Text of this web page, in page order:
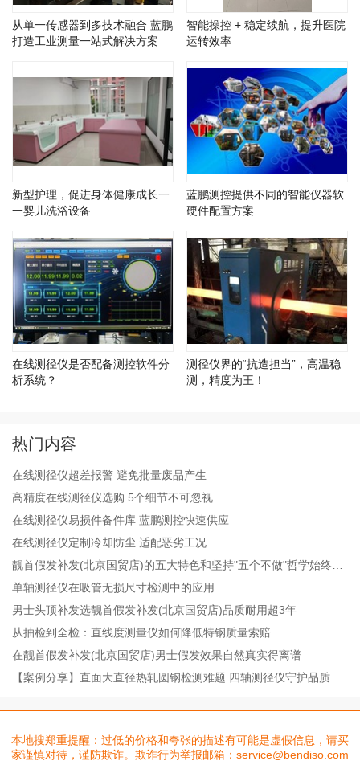
从单一传感器到多技术融合 蓝鹏
打造工业测量一站式解决方案
智能操控 + 稳定续航，提升医院
运转效率
新型护理，促进身体健康成长一
一婴儿洗浴设备
蓝鹏测控提供不同的智能仪器软
硬件配置方案
在线测径仪是否配备测控软件分
析系统？
测径仪界的“抗造担当”，高温稳
测，精度为王！
热门内容
在线测径仪超差报警 避免批量废品产生
高精度在线测径仪选购 5个细节不可忽视
在线测径仪易损件备件库 蓝鹏测控快速供应
在线测径仪定制冷却防尘 适配恶劣工况
靓首假发补发(北京国贸店)的五大特色和坚持"五个不做"哲学始终为
顾客着想
单轴测径仪在吸管无损尺寸检测中的应用
男士头顶补发选靓首假发补发(北京国贸店)品质耐用超3年
从抽检到全检：直线度测量仪如何降低特钢质量索赔
在靓首假发补发(北京国贸店)男士假发效果自然真实得离谱
【案例分享】直面大直径热轧圆钢检测难题 四轴测径仪守护品质
本地搜郑重提醒：过低的价格和夸张的描述有可能是虚假信息，请买
家谨慎对待，谨防欺诈。欺诈行为举报邮箱：service@bendiso.com